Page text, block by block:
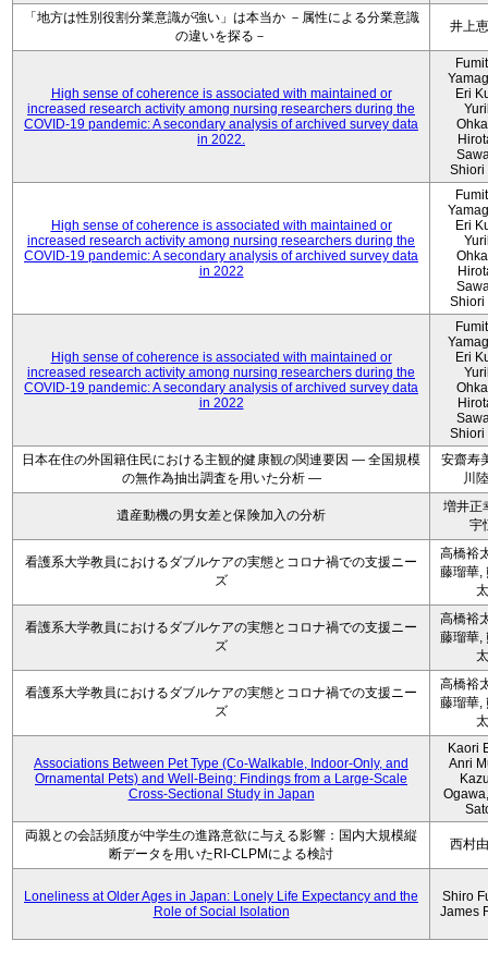
「地方は性別役割分業意識が強い」は本当か －属性による分業意識
の違いを探る－
井上
High sense of coherence is associated with maintained or
increased research activity among nursing researchers during the
COVID-19 pandemic: A secondary analysis of archived survey data
in 2022.
Eri
Shiori
High sense of coherence is associated with maintained or
increased research activity among nursing researchers during the
COVID-19 pandemic: A secondary analysis of archived survey data
in 2022
Eri
Shiori
High sense of coherence is associated with maintained or
increased research activity among nursing researchers during the
COVID-19 pandemic: A secondary analysis of archived survey data
in 2022
Eri
Shiori
日本在住の外国籍住民における主観的健康観の関連要因 ― 全国規模
の無作為抽出調査を用いた分析 ―
安齋寿
川
遺産動機の男女差と保険加入の分析
増井正
宇
看護系大学教員におけるダブルケアの実態とコロナ禍での支援ニー
ズ
高橋裕
藤瑠華,
太
看護系大学教員におけるダブルケアの実態とコロナ禍での支援ニー
ズ
高橋裕
藤瑠華,
太
看護系大学教員におけるダブルケアの実態とコロナ禍での支援ニー
ズ
高橋裕
藤瑠華,
太
Associations Between Pet Type (Co-Walkable, Indoor-Only, and
Ornamental Pets) and Well-Being: Findings from a Large-Scale
Cross-Sectional Study in Japan
Kaori
Anri
両親との会話頻度が中学生の進路意欲に与える影響：国内大規模縦
断データを用いたRI-CLPMによる検討
西村
Loneliness at Older Ages in Japan: Lonely Life Expectancy and the
Role of Social Isolation
Shiro
James